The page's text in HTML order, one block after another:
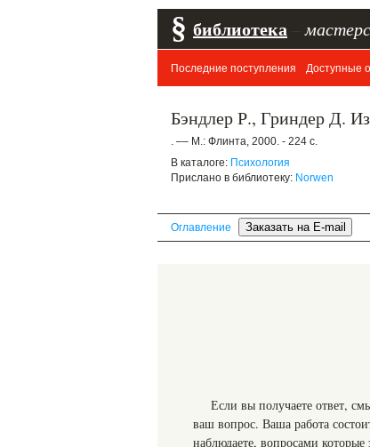
§ библиотека
Последние поступления Доступные
Бэндлер Р., Гриндер Д.
. –– М.: Флинта, 2000. - 224 с.
В каталоге: Психология
Прислано в библиотеку: Norwen
Оглавление
Если вы получаете ответ,
ваш вопрос. Ваша работа
наблюдаете, вопросами